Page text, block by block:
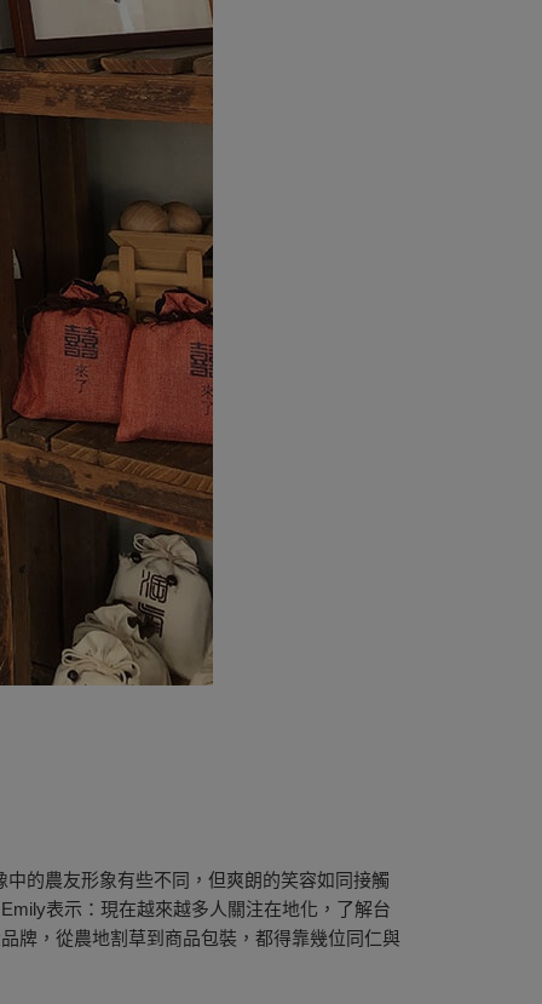
的農友形象有些不同，但爽朗的笑容如同接觸
表示：現在越來越多人關注在地化，了解台
牌，從農地割草到商品包裝，都得靠幾位同仁與